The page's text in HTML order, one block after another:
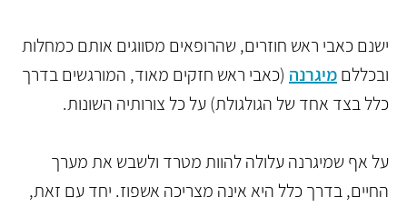
ישנם כאבי ראש חוזרים, שהרופאים מסווגים אותם כמחלות
ובכללםמיגרנה (כאבי ראש חזקים מאוד, המורגשים בדרך
כלל בצד אחד של הגולגולת) על כל צורותיה השונות.
על אף שמיגרנה עלולה להוות מטרד ולשבש את מערך
החיים, בדרך כלל היא אינה מצריכה אשפוז. יחד עם זאת,